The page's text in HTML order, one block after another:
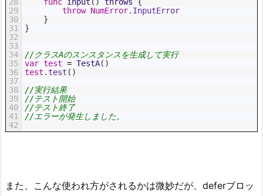
29
30
31
32
33
34
35
36
37
38
39
40
41
42
throw NumError. InputError
}
}
//クラスAのスンスタンスを生成して実行
var test = TestA( )
test . test ( )
//実行結果
//テスト開始
//テスト終了
//エラーが発生しました。
また、こんな使われ方がされるかは微妙だが、deferブロッ